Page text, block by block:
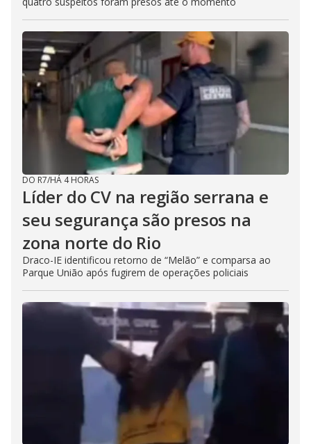
DO R7/HÁ 4 HORAS
Líder do CV na região serrana e
seu segurança são presos na
zona norte do Rio
Draco-IE identificou retorno de “Melão” e comparsa ao
Parque União após fugirem de operações policiais